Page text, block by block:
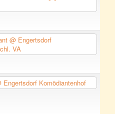
@ Engertsdorf
VA
Engertsdorf Komödiantenhof